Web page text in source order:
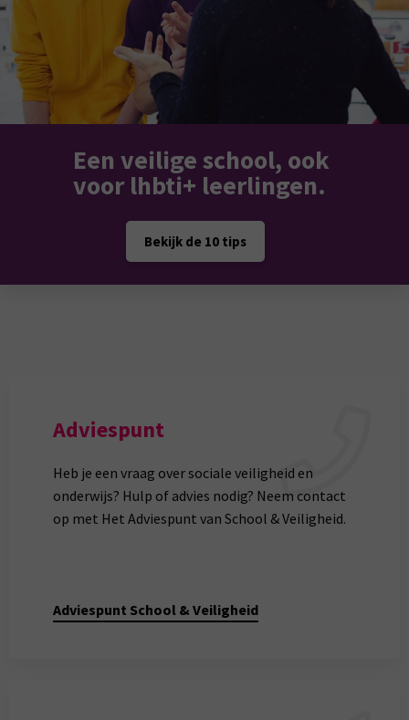
Een veilige school, ook
voor lhbti+ leerlingen.
Bekijk de 10 tips
Adviespunt
Heb je een vraag over sociale veiligheid en
onderwijs? Hulp of advies nodig? Neem contact
op met Het Adviespunt van School & Veiligheid.
Adviespunt School & Veiligheid